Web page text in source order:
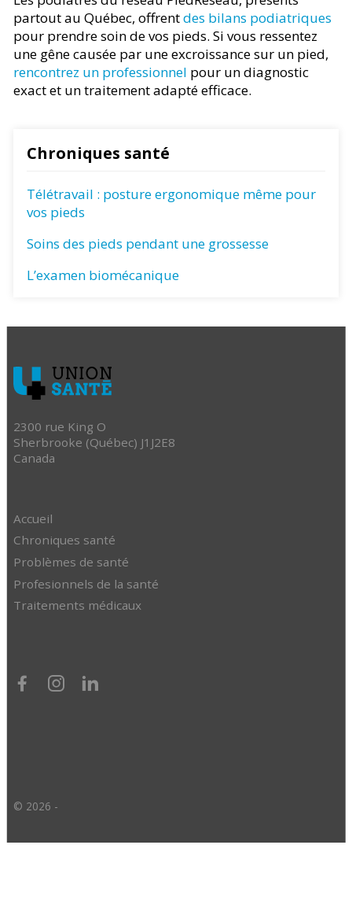
partout au Québec, offrentdes bilans podiatriques
pour prendre soin de vos pieds. Si vous ressentez
une gêne causée par une excroissance sur un pied,
rencontrez un professionnel pour un diagnostic
exact et un traitement adapté efficace.
Chroniques santé
Télétravail : posture ergonomique même pour
vos pieds
Soins des pieds pendant une grossesse
L’examen biomécanique
2300 rue King O
Sherbrooke (Québec) J1J2E8
Canada
Accueil
Chroniques santé
Problèmes de santé
Profesionnels de la santé
Traitements médicaux
© 2026 -